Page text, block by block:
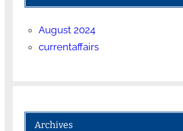
August 2024
currentaffairs
Archives